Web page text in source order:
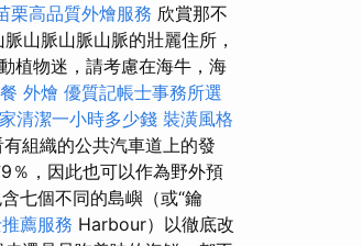
栗高品質外燴服務 欣賞那不
山脈山脈山脈的壯麗住所，
植物迷，請考慮在海牛，海
外燴 優質記帳士事務所選
清潔一小時多少錢 裝潢風格
組織的公共汽車道上的發
％，因此也可以作為野外預
七個不同的島嶼（或“鑰
薦服務 Harbour）以徹底改